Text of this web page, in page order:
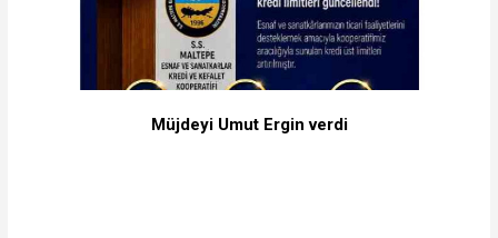
Müjdeyi Umut Ergin verdi